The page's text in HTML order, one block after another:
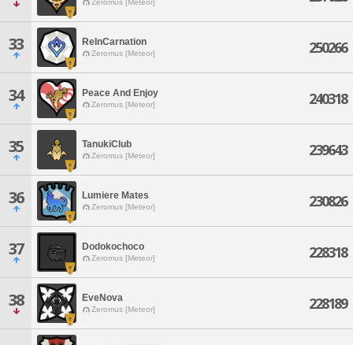
Zeromus [Meteor]
33 ReInCarnation
Zeromus [Meteor] 250266
34 Peace And Enjoy
Zeromus [Meteor] 240318
35 TanukiClub
Zeromus [Meteor] 239643
36 Lumiere Mates
Zeromus [Meteor] 230826
37 Dodokochoco
Zeromus [Meteor] 228318
38 EveNova
Zeromus [Meteor] 228189